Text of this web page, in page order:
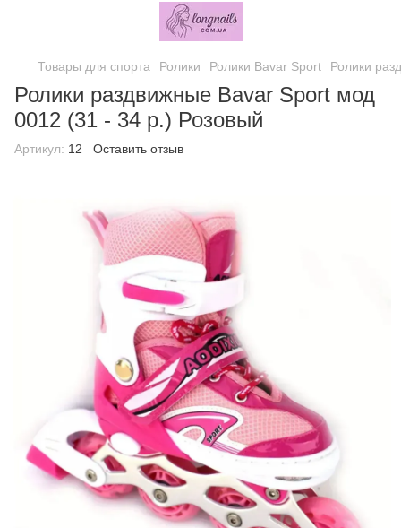
Товары для спорта Ролики Ролики Bavar Sport Ролики
Ролики раздвижные Bavar Sport мод
0012 (31 - 34 р.) Розовый
Артикул: 12 Оставить отзыв